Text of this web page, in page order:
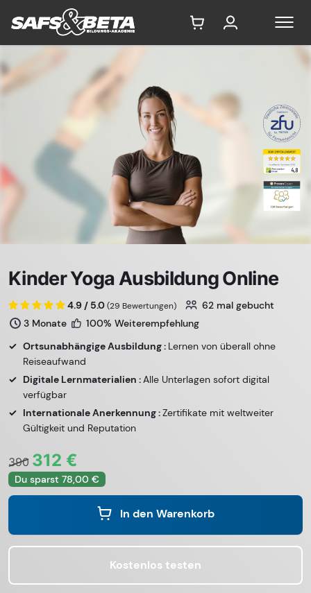
Kinder Yoga Ausbildung Online
4.9 / 5.0(29 Bewertungen) 62mal gebucht
3 Monate
100% Weiterempfehlung
Ortsunabhängige Ausbildung : Lernen von überall ohne
Reiseaufwand
Digitale Lernmaterialien : Alle Unterlagen sofort digital
verfügbar
Internationale Anerkennung :Zertifikate mit weltweiter
Gültigkeit und Reputation
390 312 €
Du sparst 78,00 €
In den Warenkorb
Kostenlos testen
7567325